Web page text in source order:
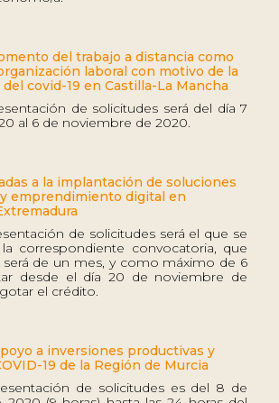
del trabajo a distancia como
laboral con motivo de la
covid-19 en Castilla-La Mancha
de solicitudes será del día 7
al 6 de noviembre de 2020.
a la implantación de soluciones
emprendimiento digital en
de solicitudes será el que se
correspondiente convocatoria, que
de un mes, y como máximo de 6
desde el día 20 de noviembre de
el crédito.
a inversiones productivas y
19 de la Región de Murcia
de solicitudes es del 8 de